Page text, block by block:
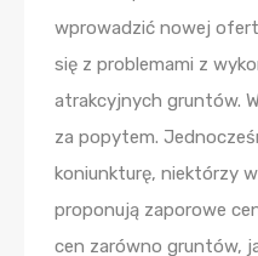
wprowadzić nowej
się z problemami z
atrakcyjnych gruntów.
za popytem.
koniunkturę, niektórzy
proponują zaporowe
cen zarówno gruntów,